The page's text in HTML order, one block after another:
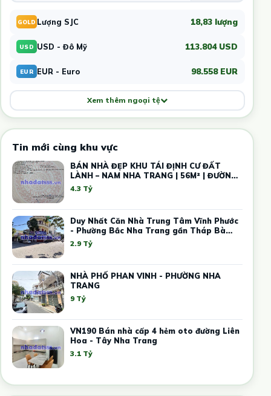
GOLD Lượng SJC 18,83 lượng
USD USD - Đô Mỹ 113.804 USD
EUR EUR - Euro 98.558 EUR
Xem thêm ngoại tệ
Tin mới cùng khu vực
BÁN NHÀ ĐẸP KHU TÁI ĐỊNH CƯ ĐẤT
LÀNH – NAM NHA TRANG | 56M² | ĐƯỜNG
13M
4.3 Tỷ
Duy Nhất Căn Nhà Trung Tâm Vĩnh Phước
- Phường Bắc Nha Trang gần Tháp Bà
Ponaga
2.9 Tỷ
NHÀ PHỐ PHAN VINH - PHƯỜNG NHA
TRANG
9 Tỷ
VN190 Bán nhà cấp 4 hẻm oto đường Liên
Hoa - Tây Nha Trang
3.1 Tỷ